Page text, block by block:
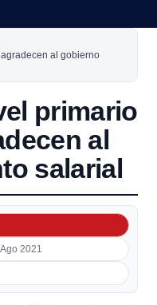
al gobierno
primario
al
salarial
2021